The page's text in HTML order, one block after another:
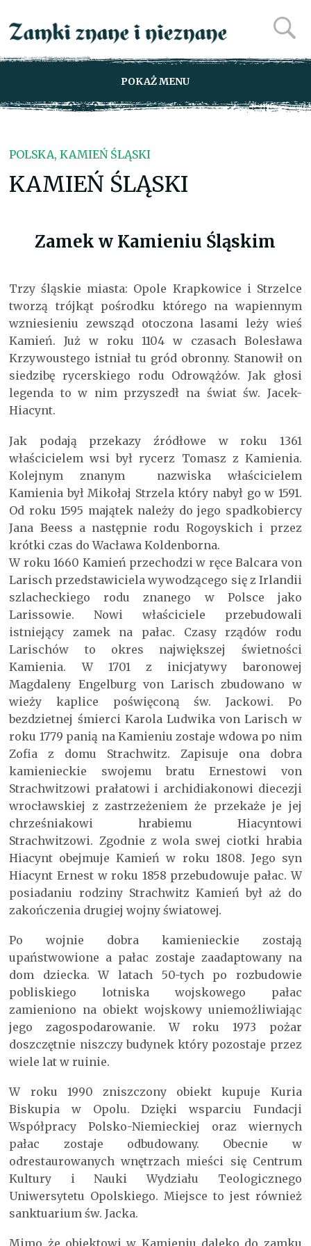
POKAŻ MENU
POLSKA, KAMIEŃ ŚLĄSKI
KAMIEŃ ŚLĄSKI
Zamek w Kamieniu Śląskim
Trzy śląskie miasta: Opole Krapkowice i Strzelce
tworzą trójkąt pośrodku którego na wapiennym
wzniesieniu zewsząd otoczona lasami leży wieś
Kamień. Już w roku 1104 w czasach Bolesława
Krzywoustego istniał tu gród obronny. Stanowił on
siedzibę rycerskiego rodu Odrowążów. Jak głosi
legenda to w nim przyszedł na świat św. Jacek-
Hiacynt.
Jak podają przekazy źródłowe w roku 1361
właścicielem wsi był rycerz Tomasz z Kamienia.
Kolejnym znanym nazwiska właścicielem
Kamienia był Mikołaj Strzela który nabył go w 1591.
Od roku 1595 majątek należy do jego spadkobiercy
Jana Beess a następnie rodu Rogoyskich i przez
krótki czas do Wacława Koldenborna.
W roku 1660 Kamień przechodzi w ręce Balcara von
Larisch przedstawiciela wywodzącego się z Irlandii
szlacheckiego rodu znanego w Polsce jako
Larissowie. Nowi właściciele przebudowali
istniejący zamek na pałac. Czasy rządów rodu
Larischów to okres największej świetności
Kamienia. W 1701 z inicjatywy baronowej
Magdaleny Engelburg von Larisch zbudowano w
wieży kaplice poświęconą św. Jackowi. Po
bezdzietnej śmierci Karola Ludwika von Larisch w
roku 1779 panią na Kamieniu zostaje wdowa po nim
Zofia z domu Strachwitz. Zapisuje ona dobra
kamienieckie swojemu bratu Ernestowi von
Strachwitzowi prałatowi i archidiakonowi diecezji
wrocławskiej z zastrzeżeniem że przekaże je jej
chrześniakowi hrabiemu Hiacyntowi
Strachwitzowi. Zgodnie z wola swej ciotki hrabia
Hiacynt obejmuje Kamień w roku 1808. Jego syn
Hiacynt Ernest w roku 1858 przebudowuje pałac. W
posiadaniu rodziny Strachwitz Kamień był aż do
zakończenia drugiej wojny światowej.
Po wojnie dobra kamienieckie zostają
upaństwowione a pałac zostaje zaadaptowany na
dom dziecka. W latach 50-tych po rozbudowie
pobliskiego lotniska wojskowego pałac
zamieniono na obiekt wojskowy uniemożliwiając
jego zagospodarowanie. W roku 1973 pożar
doszczętnie niszczy budynek który pozostaje przez
wiele lat w ruinie.
W roku 1990 zniszczony obiekt kupuje Kuria
Biskupia w Opolu. Dzięki wsparciu Fundacji
Współpracy Polsko-Niemieckiej oraz wiernych
pałac zostaje odbudowany. Obecnie w
odrestaurowanych wnętrzach mieści się Centrum
Kultury i Nauki Wydziału Teologicznego
Uniwersytetu Opolskiego. Miejsce to jest również
sanktuarium św. Jacka.